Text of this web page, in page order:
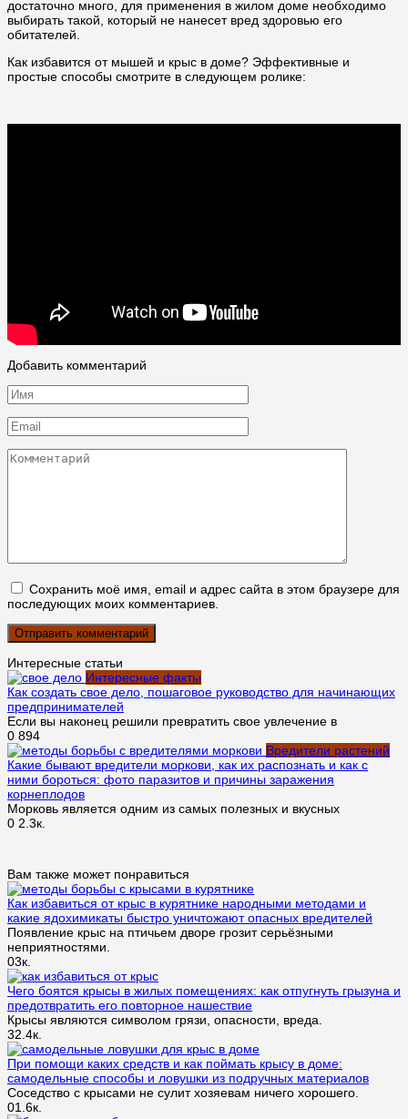
достаточно много, для применения в жилом доме необходимо
выбирать такой, который не нанесет вред здоровью его
обитателей.
Как избавится от мышей и крыс в доме? Эффективные и
простые способы смотрите в следующем ролике:
Добавить комментарий
Имя
*
Email
*
Комментарий
Сохранить моё имя, email и адрес сайта в этом браузере для
последующих моих комментариев.
Интересные статьи
Интересные факты
Как создать свое дело, пошаговое руководство для начинающих
предпринимателей
Если вы наконец решили превратить свое увлечение в
0 894
Вредители растений
Какие бывают вредители моркови, как их распознать и как с
ними бороться: фото паразитов и причины заражения
корнеплодов
Морковь является одним из самых полезных и вкусных
0 2.3к.
Вам также может понравиться
Как избавиться от крыс в курятнике народными методами и
какие ядохимикаты быстро уничтожают опасных вредителей
Появление крыс на птичьем дворе грозит серьёзными
неприятностями.
03к.
Чего боятся крысы в жилых помещениях: как отпугнуть грызуна и
предотвратить его повторное нашествие
Крысы являются символом грязи, опасности, вреда.
32.4к.
При помощи каких средств и как поймать крысу в доме:
самодельные способы и ловушки из подручных материалов
Соседство с крысами не сулит хозяевам ничего хорошего.
01.6к.